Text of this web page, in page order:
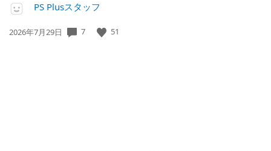
PS Plusスタッフ
公
2026年7月29日 7 51